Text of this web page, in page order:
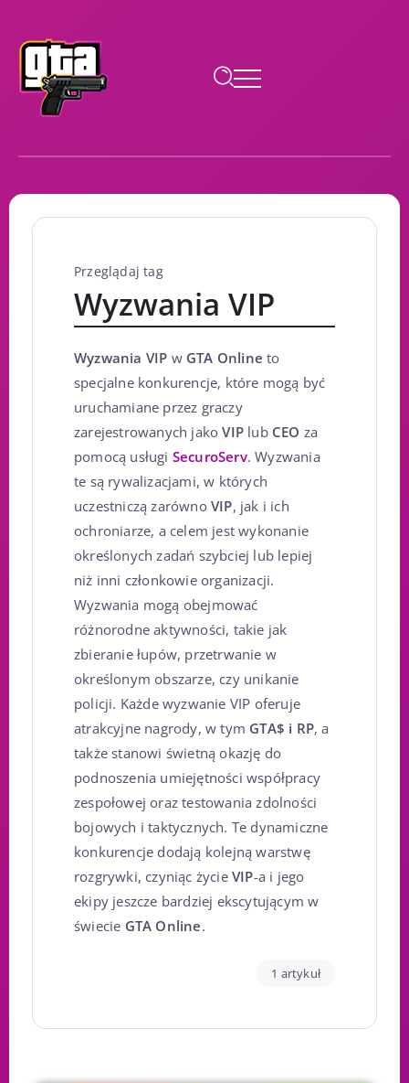
Przeglądaj tag
Wyzwania VIP
Wyzwania VIP w GTA Online to
specjalne konkurencje, które mogą być
uruchamiane przez graczy
zarejestrowanych jakoVIP lub CEO za
pomocą usługi SecuroServ. Wyzwania
te są rywalizacjami, w których
uczestniczą zarówno VIP, jak i ich
ochroniarze, a celem jest wykonanie
określonych zadań szybciej lub lepiej
niż inni członkowie organizacji.
Wyzwania mogą obejmować
różnorodne aktywności, takie jak
zbieranie łupów, przetrwanie w
określonym obszarze, czy unikanie
policji. Każde wyzwanie VIP oferuje
atrakcyjne nagrody, w tym GTA$ i RP, a
także stanowi świetną okazję do
podnoszenia umiejętności współpracy
zespołowej oraz testowania zdolności
bojowych i taktycznych. Te dynamiczne
konkurencje dodają kolejną warstwę
rozgrywki, czyniąc życie VIP-a i jego
ekipy jeszcze bardziej ekscytującym w
świecie GTA Online.
1 artykuł